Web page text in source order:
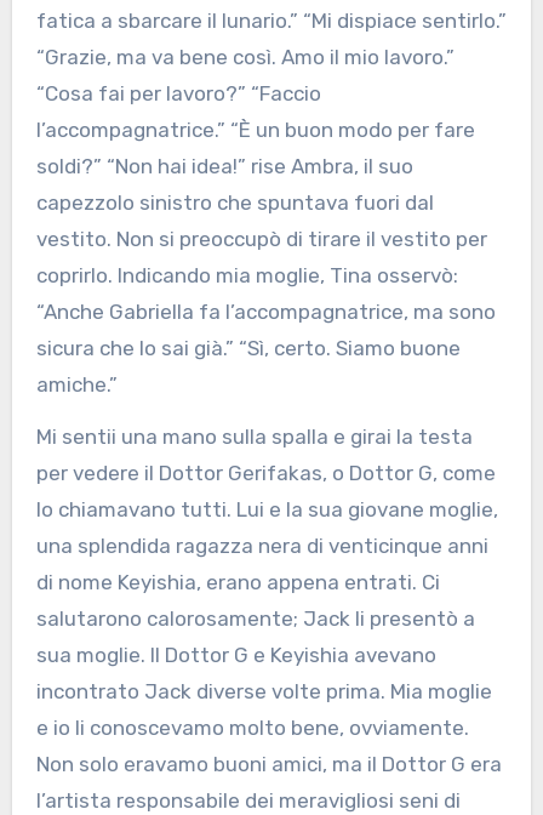
fatica a sbarcare il lunario.” “Mi dispiace sentirlo.”
“Grazie, ma va bene così. Amo il mio lavoro.”
“Cosa fai per lavoro?” “Faccio
l’accompagnatrice.” “È un buon modo per fare
soldi?” “Non hai idea!” rise Ambra, il suo
capezzolo sinistro che spuntava fuori dal
vestito. Non si preoccupò di tirare il vestito per
coprirlo. Indicando mia moglie, Tina osservò:
“Anche Gabriella fa l’accompagnatrice, ma sono
sicura che lo sai già.” “Sì, certo. Siamo buone
amiche.”
Mi sentii una mano sulla spalla e girai la testa
per vedere il Dottor Gerifakas, o Dottor G, come
lo chiamavano tutti. Lui e la sua giovane moglie,
una splendida ragazza nera di venticinque anni
di nome Keyishia, erano appena entrati. Ci
salutarono calorosamente; Jack li presentò a
sua moglie. Il Dottor G e Keyishia avevano
incontrato Jack diverse volte prima. Mia moglie
e io li conoscevamo molto bene, ovviamente.
Non solo eravamo buoni amici, ma il Dottor G era
l’artista responsabile dei meravigliosi seni di